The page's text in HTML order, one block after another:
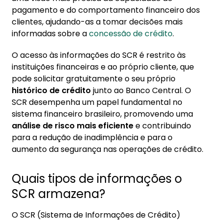
pagamento e do comportamento financeiro dos
clientes, ajudando-as a tomar decisões mais
informadas sobre aconcessão de crédito.
O acesso às informações do SCR é restrito às
instituições financeiras e ao próprio cliente, que
pode solicitar gratuitamente o seu próprio
histórico de crédito junto ao Banco Central. O
SCR desempenha um papel fundamental no
sistema financeiro brasileiro, promovendo uma
análise de risco mais eficientee contribuindo
para a redução de inadimplência e para o
aumento da segurança nas operações de crédito.
Quais tipos de informações o
SCR armazena?
O SCR (Sistema de Informações de Crédito)